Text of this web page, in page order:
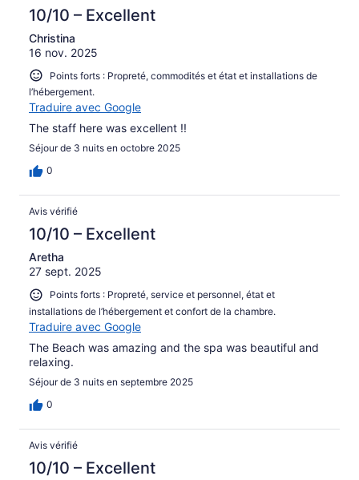
10/10 – Excellent
Christina
16 nov. 2025
Points forts : Propreté, commodités et état et installations de
l’hébergement.
Traduire avec Google
The staff here was excellent !!
Séjour de 3 nuits en octobre 2025
0
Avis vérifié
10/10 – Excellent
Aretha
27 sept. 2025
Points forts : Propreté, service et personnel, état et
installations de l’hébergement et confort de la chambre.
Traduire avec Google
The Beach was amazing and the spa was beautiful and
relaxing.
Séjour de 3 nuits en septembre 2025
0
Avis vérifié
10/10 – Excellent